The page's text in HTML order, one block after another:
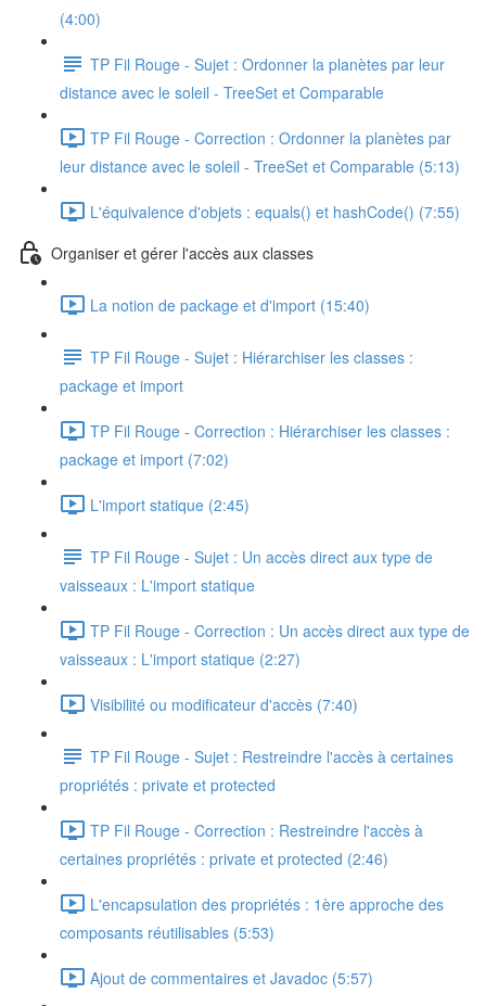
(4:00)
TP Fil Rouge - Sujet : Ordonner la planètes par leur
distance avec le soleil - TreeSet et Comparable
TP Fil Rouge - Correction : Ordonner la planètes par
leur distance avec le soleil - TreeSet et Comparable (5:13)
L'équivalence d'objets : equals() et hashCode() (7:55)
Organiser et gérer l'accès aux classes
La notion de package et d'import (15:40)
TP Fil Rouge - Sujet : Hiérarchiser les classes :
package et import
TP Fil Rouge - Correction : Hiérarchiser les classes :
package et import (7:02)
L'import statique (2:45)
TP Fil Rouge - Sujet : Un accès direct aux type de
vaisseaux : L'import statique
TP Fil Rouge - Correction : Un accès direct aux type de
vaisseaux : L'import statique (2:27)
Visibilité ou modificateur d'accès (7:40)
TP Fil Rouge - Sujet : Restreindre l'accès à certaines
propriétés : private et protected
TP Fil Rouge - Correction : Restreindre l'accès à
certaines propriétés : private et protected (2:46)
L'encapsulation des propriétés : 1ère approche des
composants réutilisables (5:53)
Ajout de commentaires et Javadoc (5:57)